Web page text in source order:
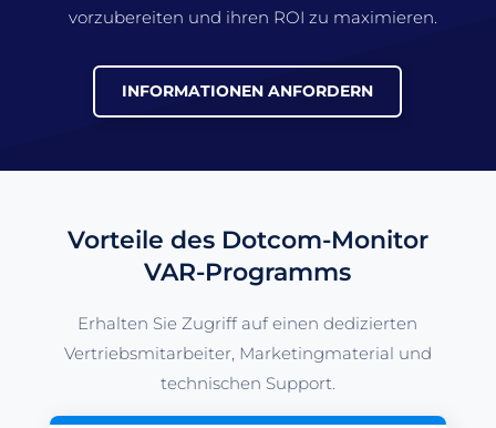
vorzubereiten und ihren ROI zu maximieren.
INFORMATIONEN ANFORDERN
Vorteile des Dotcom-Monitor
VAR-Programms
Erhalten Sie Zugriff auf einen dedizierten
Vertriebsmitarbeiter, Marketingmaterial und
technischen Support.